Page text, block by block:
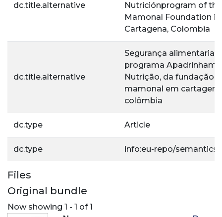
dc.title.alternative
Nutriciónprogram of the
Mamonal Foundation in
Cartagena, Colombia
dc.title.alternative
Segurança alimentaria
programa
Nutrição, da fundação
mamonal em
colômbia
dc.type Article
dc.type info:eu-repo/
Files
Original bundle
Now showing 1 - 1 of 1